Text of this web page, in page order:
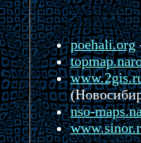
poehali.org
nso-